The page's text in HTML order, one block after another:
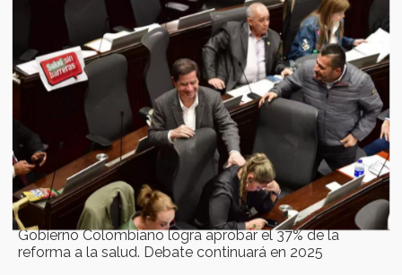
Gobierno Colombiano logra aprobar el 37% de la
reforma a la salud. Debate continuará en 2025